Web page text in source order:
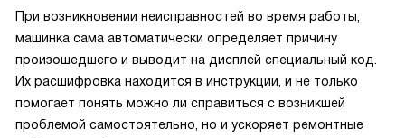
При возникновении неисправностей во время работы,
машинка сама автоматически определяет причину
произошедшего и выводит на дисплей специальный код.
Их расшифровка находится в инструкции, и не только
помогает понять можно ли справиться с возникшей
проблемой самостоятельно, но и ускоряет ремонтные